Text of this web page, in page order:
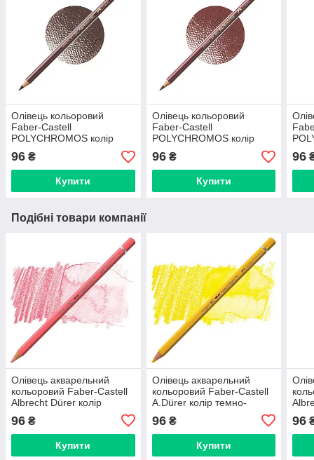
Олівець кольоровий
Faber-Castell
POLYCHROMOS колір
коричневий Ван-Дейк
№176 (Van Dyck Brown),
110176
96 ₴
Купити
Олівець кольоровий
Faber-Castell
POLYCHROMOS колір
червоно-коричневий
№169 (Caput Mortuum),
110169
96₴
Купити
96
Подібні товари компанії
Олівець акварельний
кольоровий Faber-Castell
Albrecht Dürer колір
Flesh) № 130, 117630
96 ₴
Купити
Олівець акварельний
кольоровий Faber-Castell
A.Dürer колір темно-
кадмієва жовтизна (Dark
Cadmium Yellow) № 108
96₴
Купити
96